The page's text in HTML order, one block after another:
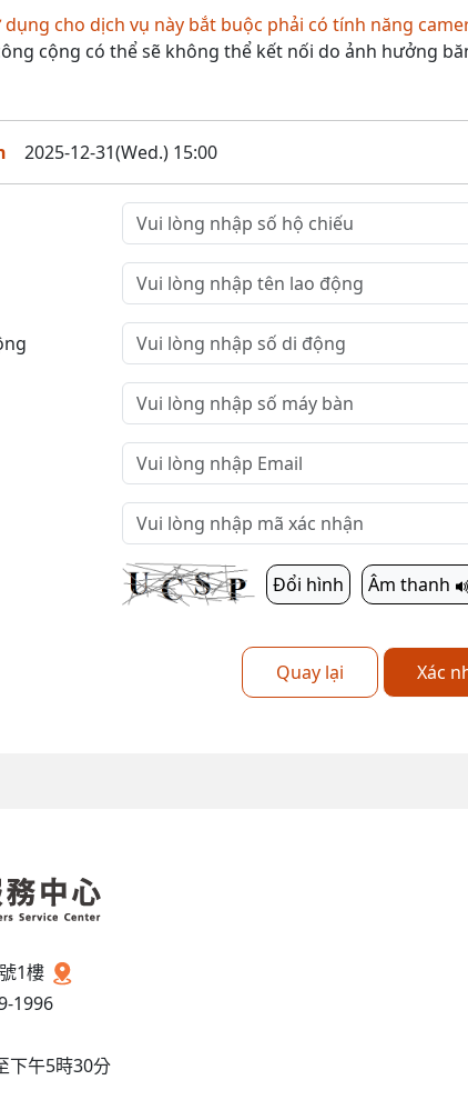
cho dịch vụ này bắt buộc phải có tính năng
cộng có thể sẽ không thể kết nối do ảnh hưởng
2025-12-31(Wed.) 15:00
Đổi hình Âm thanh
Quay lại Xác
1樓
1996
下午5時30分